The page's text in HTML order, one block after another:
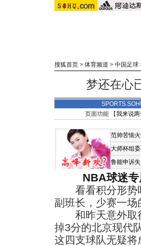
搜狐首页 > 体育频道 > 中国足球
梦还在心
页面功能 【我来说两
范帅苦恼
大师杯组
鲁能申诉
NBA球迷
看看积分形势吧
副班长，少赛一场
和昨天意外取得
掉3分的北京现代
这四支球队无疑